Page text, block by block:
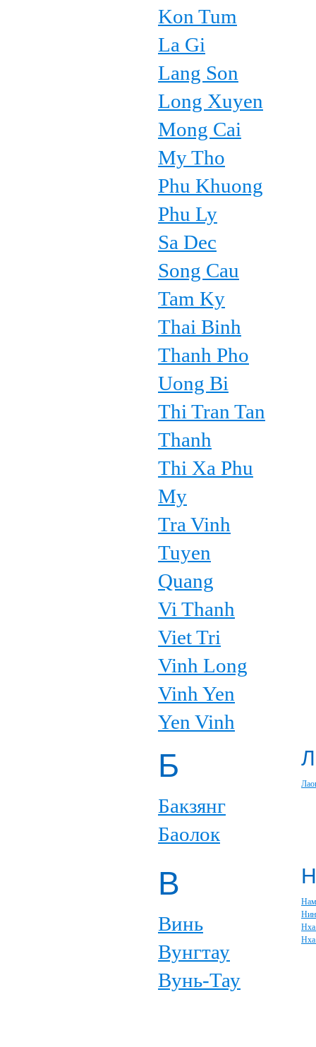
Kon Tum
La Gi
Lang Son
Long Xuyen
Mong Cai
My Tho
Phu Khuong
Phu Ly
Sa Dec
Song Cau
Tam Ky
Thai Binh
Thanh Pho
Uong Bi
Thi Tran Tan
Thanh
Thi Xa Phu
My
Tra Vinh
Tuyen
Quang
Vi Thanh
Viet Tri
Vinh Long
Vinh Yen
Yen Vinh
Б
Бакзянг
Баолок
Л
В
Винь
Вунгтау
Вунь-Тау
Н
Нха
Нха